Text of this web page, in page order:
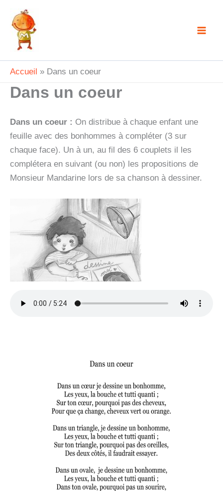
contenu
Accueil Dans un coeur
Dans un coeur
Dans un coeur : On distribue à chaque enfant une
feuille avec des bonhommes à compléter (3 sur
chaque face). Un à un, au fil des 6 couplets il les
complétera en suivant (ou non) les propositions de
Monsieur Mandarine lors de sa chanson à dessiner.